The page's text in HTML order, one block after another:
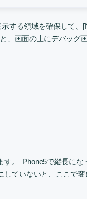
する領域を確保して、
、画面の上にデバッグ
。 iPhone5で縦長にな
ていないと、ここで変